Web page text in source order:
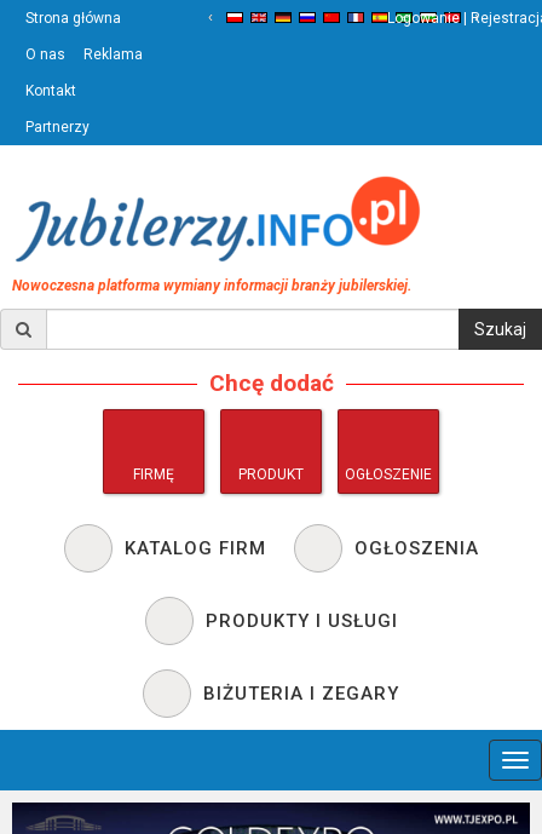
Strona główna
O nas Reklama
Kontakt
Partnerzy
‹ ›
Logowanie |
Nowoczesna platforma wymiany informacji branży jubilerskiej.
Chcę dodać
FIRMĘ PRODUKT OGŁOSZENIE
KATALOG FIRM OGŁOSZENIA
PRODUKTY I USŁUGI
BIŻUTERIA I ZEGARY